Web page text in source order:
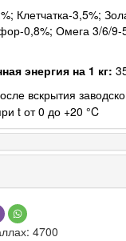
Клетчатка-3,5%;
0,8%; Омега 3/6/9-
энергия на 1 кг:
вскрытия
t от 0 до +20 °C
4700